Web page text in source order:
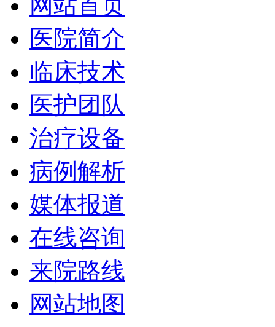
医院简介
临床技术
医护团队
治疗设备
病例解析
媒体报道
在线咨询
来院路线
网站地图